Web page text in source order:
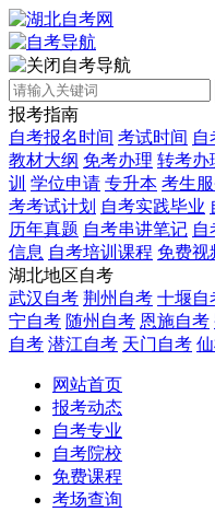
自考导航
报考指南
自考报名时间 考试时间 自
教材大纲 免考办理 转考办
训 学位申请 专升本 考生
考考试计划 自考实践毕业
历年真题 自考串讲笔记 自
信息 自考培训课程 免费视
湖北地区自考
武汉自考 荆州自考 十堰自
宁自考 随州自考 恩施自考
自考 潜江自考 天门自考
网站首页
报考动态
自考专业
自考院校
免费课程
考场查询